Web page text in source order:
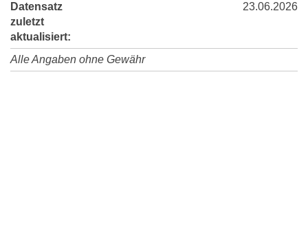
Datensatz
zuletzt
aktualisiert:
23.06.2026
Alle Angaben ohne Gewähr